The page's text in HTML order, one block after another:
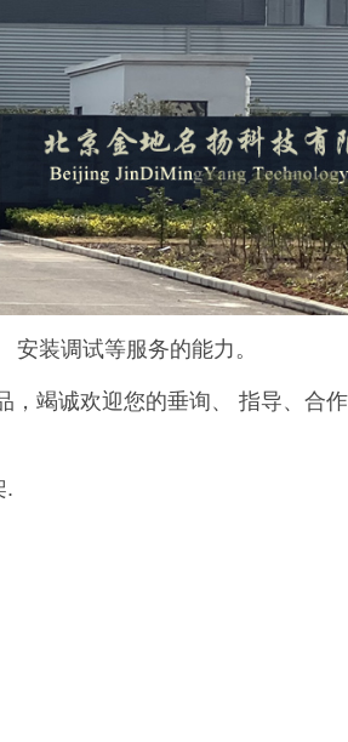
装调试等服务的能力。
竭诚欢迎您的垂询、 指导、合作
.